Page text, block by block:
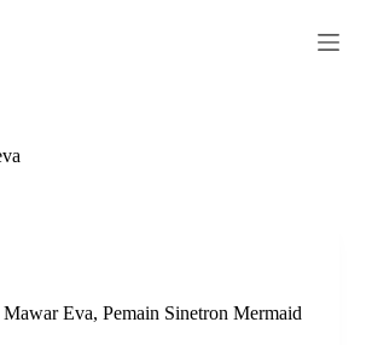
Eva, Pemain Sinetron Mermaid